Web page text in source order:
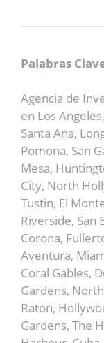
Palabras
Agencia de
en Los
Santa Ana,
Pomona, San
Mesa,
City, North
Tustin, El
Riverside, San
Corona,
Aventura,
Coral Gables,
Gardens,
Raton,
Gardens, The